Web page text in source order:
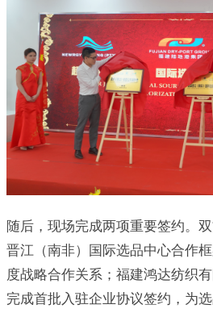
随后，现场完成两项重要签约。
晋江（南非）国际选品中心合作
度战略合作关系；福建鸿达纺织
完成首批入驻企业协议签约，为